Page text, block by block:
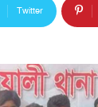
Twitter